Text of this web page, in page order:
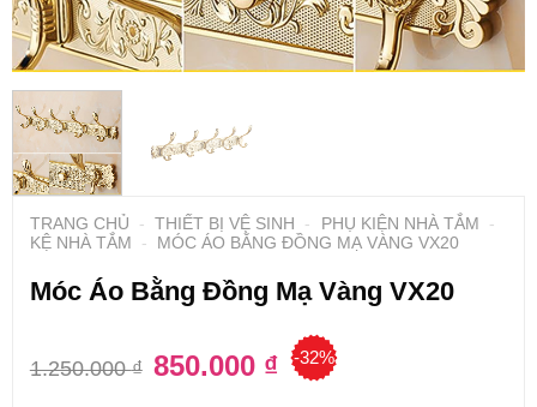
TRANG CHỦ - THIẾT BỊ VỆ SINH - PHỤ KIỆN NHÀ TẮM
-
KỆ NHÀ TẮM
- MÓC ÁO BẰNG ĐỒNG MẠ VÀNG VX20
Móc Áo Bằng Đồng Mạ Vàng VX20
1.250.000₫
Giá
gốc
850.000 ₫Giá
hiện
-32%